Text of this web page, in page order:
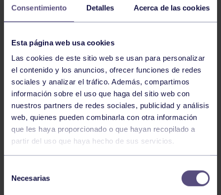
Consentimiento Detalles Acerca de las cookies
Esta página web usa cookies
Las cookies de este sitio web se usan para personalizar
el contenido y los anuncios, ofrecer funciones de redes
sociales y analizar el tráfico. Además, compartimos
información sobre el uso que haga del sitio web con
nuestros partners de redes sociales, publicidad y análisis
web, quienes pueden combinarla con otra información
que les haya proporcionado o que hayan recopilado a
partir del uso que haya hecho de sus servicios.
Necesarias
COVADONGA – EL BATÁN
12:00h VOLEIBOL
JUVENIL C: AD LA CURTIDORA C – RGCC C
1191 1192 1193 1194 1195
1196
1197
FILTRAR